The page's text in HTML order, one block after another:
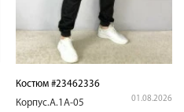
Костюм #23462336
Корпус.А.1А-05
01.08.2026